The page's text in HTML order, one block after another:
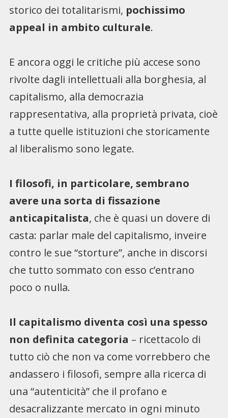
storico dei totalitarismi, pochissimo
appeal in ambito culturale.
E ancora oggi le critiche più accese sono
rivolte dagli intellettuali alla borghesia, al
capitalismo, alla democrazia
rappresentativa, alla proprietà privata, cioè
a tutte quelle istituzioni che storicamente
al liberalismo sono legate.
I filosofi, in particolare, sembrano
avere una sorta di fissazione
anticapitalista, che è quasi un dovere di
casta: parlar male del capitalismo, inveire
contro le sue “storture”, anche in discorsi
che tutto sommato con esso c’entrano
poco o nulla.
Il capitalismo diventa così una spesso
non definita categoria – ricettacolo di
tutto ciò che non va come vorrebbero che
andassero i filosofi, sempre alla ricerca di
una “autenticità” che il profano e
desacralizzante mercato in ogni minuto